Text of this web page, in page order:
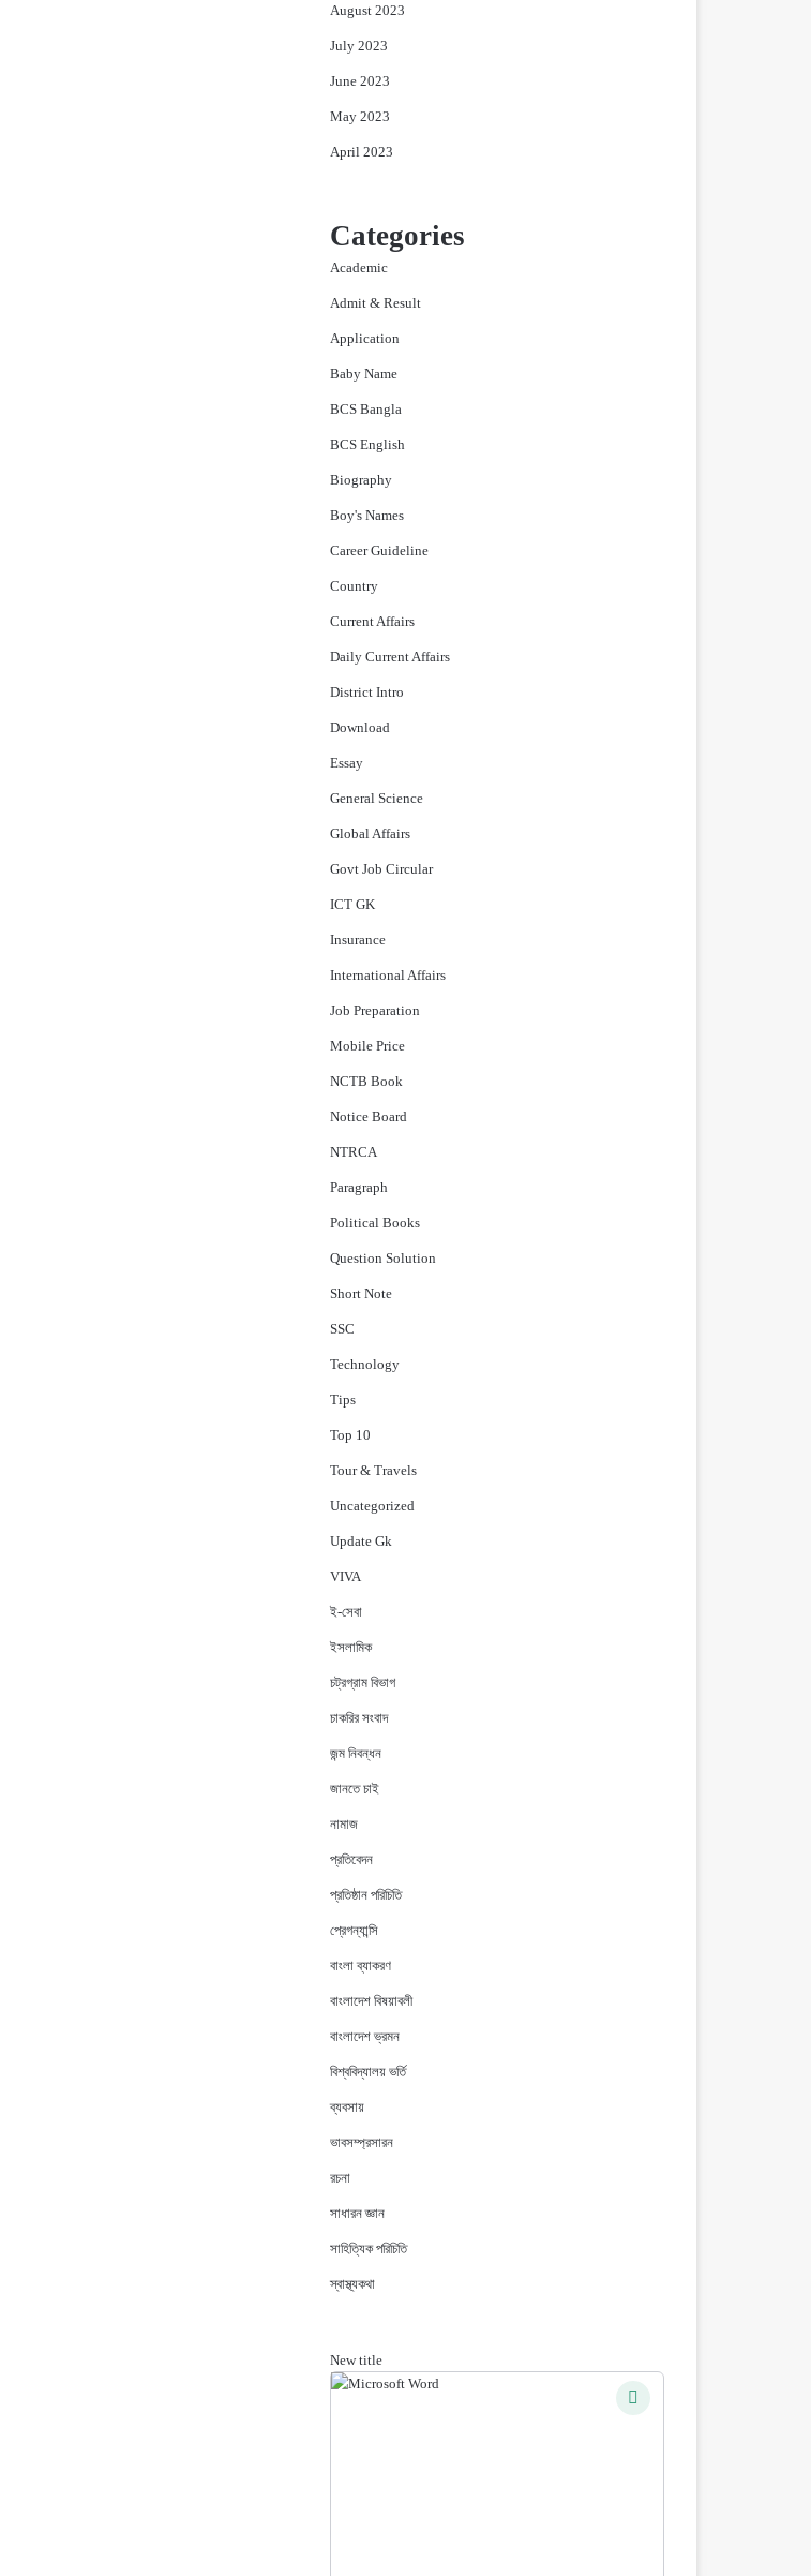
August 2023
July 2023
June 2023
May 2023
April 2023
Categories
Academic
Admit & Result
Application
Baby Name
BCS Bangla
BCS English
Biography
Boy's Names
Career Guideline
Country
Current Affairs
Daily Current Affairs
District Intro
Download
Essay
General Science
Global Affairs
Govt Job Circular
ICT GK
Insurance
International Affairs
Job Preparation
Mobile Price
NCTB Book
Notice Board
NTRCA
Paragraph
Political Books
Question Solution
Short Note
‍SSC
Technology
Tips
Top 10
Tour & Travels
Uncategorized
Update Gk
VIVA
ই-সেবা
ইসলামিক
চট্রগ্রাম বিভাগ
চাকরির সংবাদ
জন্ম নিবন্ধন
জানতে চাই
নামাজ
প্রতিবেদন
প্রতিষ্ঠান পরিচিতি
প্রেগন্যান্সি
বাংলা ব্যাকরণ
বাংলাদেশ বিষয়াবলী
বাংলাদেশ ভ্রমন
বিশ্ববিদ্যালয় ভর্তি
ব্যবসায়
ভাবসম্প্রসারন
রচনা
সাধারন জ্ঞান
সাহিত্যিক পরিচিতি
স্বাস্থ্যকথা
New title